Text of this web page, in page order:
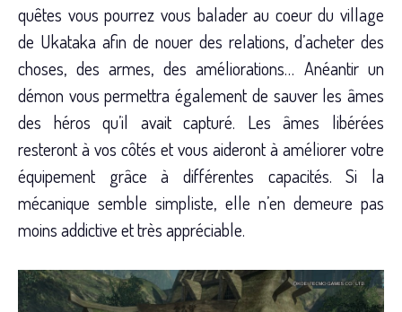
quêtes vous pourrez vous balader au coeur du village
de Ukataka afin de nouer des relations, d’acheter des
choses, des armes, des améliorations… Anéantir un
démon vous permettra également de sauver les âmes
des héros qu’il avait capturé. Les âmes libérées
resteront à vos côtés et vous aideront à améliorer votre
équipement grâce à différentes capacités. Si la
mécanique semble simpliste, elle n’en demeure pas
moins addictive et très appréciable.